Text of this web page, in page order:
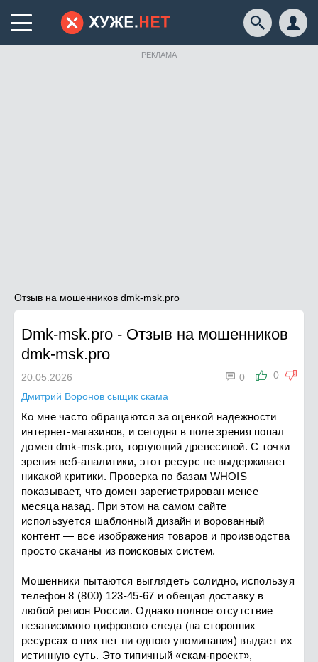
РЕКЛАМА
Отзыв на мошенников dmk-msk.pro
Dmk-msk.pro - Отзыв на мошенников
dmk-msk.pro
0
 0
20.05.2026
Дмитрий Воронов сыщик скама
Ко мне часто обращаются за оценкой надежности
интернет-магазинов, и сегодня в поле зрения попал
домен dmk-msk.pro, торгующий древесиной. С точки
зрения веб-аналитики, этот ресурс не выдерживает
никакой критики. Проверка по базам WHOIS
показывает, что домен зарегистрирован менее
месяца назад. При этом на самом сайте
используется шаблонный дизайн и ворованный
контент — все изображения товаров и производства
просто скачаны из поисковых систем.
Мошенники пытаются выглядеть солидно, используя
телефон 8 (800) 123-45-67 и обещая доставку в
любой регион России. Однако полное отсутствие
независимого цифрового следа (на сторонних
ресурсах о них нет ни одного упоминания) выдает их
истинную суть. Это типичный «скам-проект»,